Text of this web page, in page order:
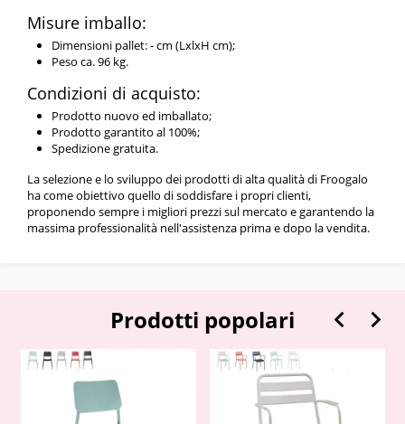
Misure imballo:
Dimensioni pallet: - cm (LxlxH cm);
Peso ca. 96 kg.
Condizioni di acquisto:
Prodotto nuovo ed imballato;
Prodotto garantito al 100%;
Spedizione gratuita.
La selezione e lo sviluppo dei prodotti di alta qualità di Froogalo
ha come obiettivo quello di soddisfare i propri clienti,
proponendo sempre i migliori prezzi sul mercato e garantendo la
massima professionalità nell'assistenza prima e dopo la vendita.
Prodotti popolari  